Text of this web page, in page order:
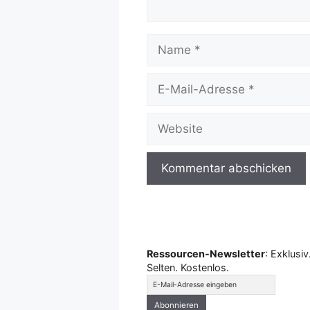
Name
Website
Ressourcen-Newsletter: Exklusiv.
Selten. Kostenlos.